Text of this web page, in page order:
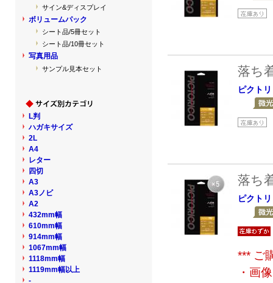
落ち
ピクト
落ち
ピクト
*** ご
・画
サイン&ディスプレイ
ボリュームパック
シート品/5冊セット
シート品/10冊セット
写真用品
サンプル見本セット
L判
ハガキサイズ
2L
A4
レター
四切
A3
A3ノビ
A2
432mm幅
610mm幅
914mm幅
1067mm幅
1118mm幅
1119mm幅以上
-